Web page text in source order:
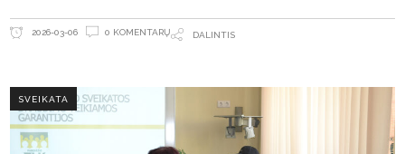
2026-03-06 0 KOMENTARŲ DALINTIS
SVEIKATA